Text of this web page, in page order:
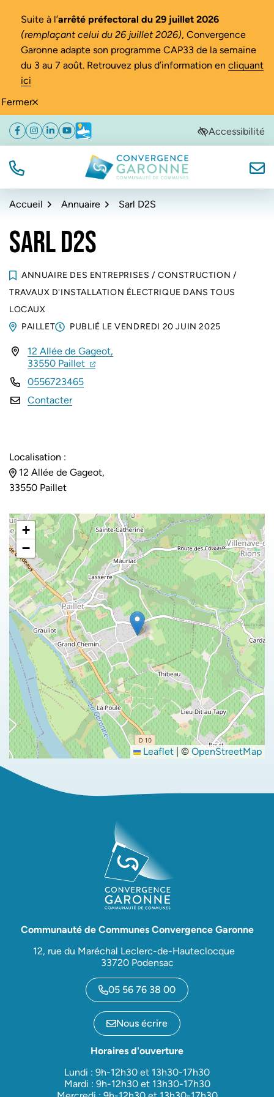
Fermer
Suite à l’arrêté préfectoral du 29 juillet 2026
(remplaçant celui du 26 juillet 2026), Convergence
Garonne adapte son programme CAP33 de la semaine
du 3 au 7 août. Retrouvez plus d’information en cliquant
ici
Aller
navigation
Aller
au
Aller
au
de
Facebook
(ouverture dans un nouvel onglet)
Instagram
(ouverture dans un nouvel onglet)
Linkedin
(ouverture dans un nouvel onglet)
YouTube
(ouverture dans un nouvel onglet)
Météo
(ouverture dans un nouvel onglet)Accessibilité
TÉL. Convergence Garonne
Accueil Annuaire Sarl D2S
SARL D2S
ANNUAIRE DES ENTREPRISES / CONSTRUCTION /
TRAVAUX D'INSTALLATION ÉLECTRIQUE DANS TOUS
LOCAUX
PAILLET
PUBLIÉ LEVENDREDI 20 JUIN 2025
INFOS UTILES
12 Allée de Gageot,
33550 Paillet (ouverture dans un nouvel onglet)
(ouverture dans un nouvel onglet)
0556723465
Contacter
Localisation :
12 Allée de Gageot,
33550 Paillet
+
−
Leaflet | © OpenStreetMap
Communauté de Communes Convergence Garonne
12, rue du Maréchal Leclerc-de-Hauteclocque
33720 Podensac
05 56 76 38 00
Nous écrire
Horaires d'ouverture
Lundi : 9h-12h30 et 13h30-17h30
Mardi : 9h-12h30 et 13h30-17h30